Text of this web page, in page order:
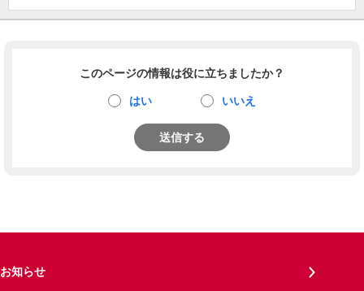
このページの情報は役に立ちましたか？
はい いいえ
送信する
お知らせ